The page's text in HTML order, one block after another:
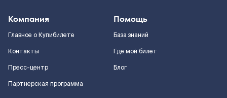
Компания
Главное о Купибилете
Контакты
Пресс-центр
Партнерская программа
Помощь
База знаний
Где мой билет
Блог